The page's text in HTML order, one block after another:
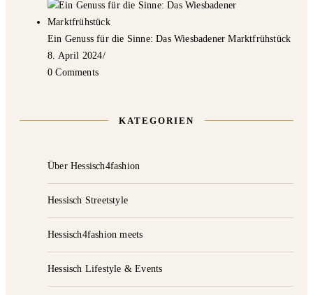
Ein Genuss für die Sinne: Das Wiesbadener Marktfrühstück
8. April 2024/
0 Comments
KATEGORIEN
Über Hessisch4fashion
Hessisch Streetstyle
Hessisch4fashion meets
Hessisch Lifestyle & Events